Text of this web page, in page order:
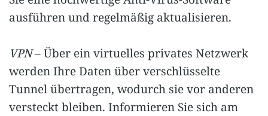
ausführen und regelmäßig aktualisieren.
VPN– Über ein virtuelles privates Netzwerk
werden Ihre Daten über verschlüsselte
Tunnel übertragen, wodurch sie vor anderen
versteckt bleiben. Informieren Sie sich am